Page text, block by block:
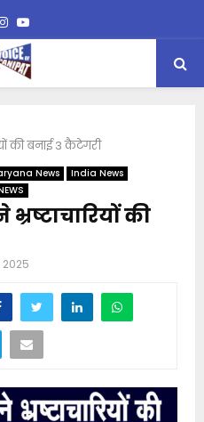
Instagram
Youtube
की बनाई 3 कैटेगरी
News
India News
की
2025